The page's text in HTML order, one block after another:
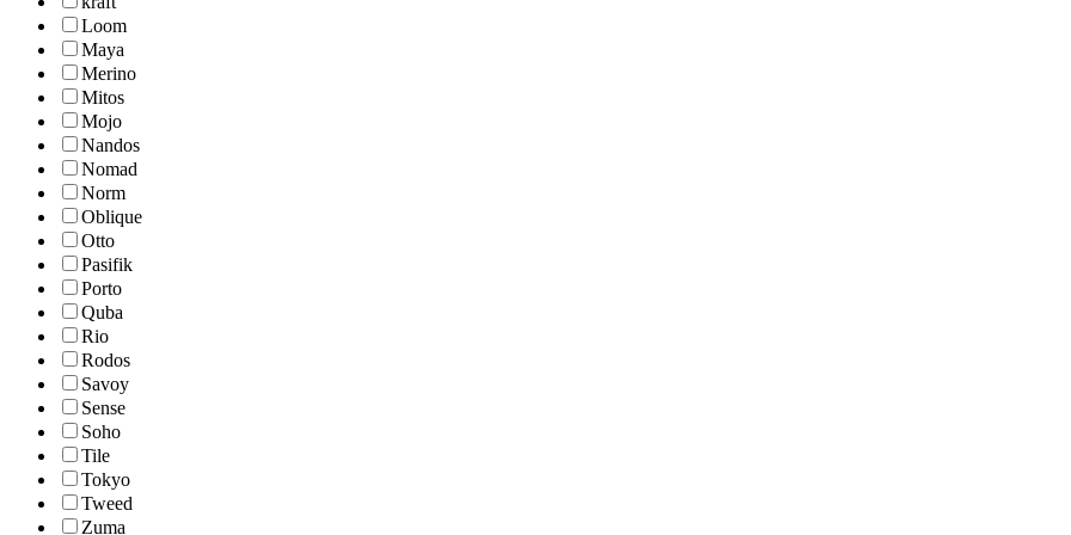
Loom
Maya
Merino
Mitos
Mojo
Nandos
Nomad
Norm
Oblique
Otto
Pasifik
Porto
Quba
Rio
Rodos
Savoy
Sense
Soho
Tile
Tokyo
Tweed
Zuma